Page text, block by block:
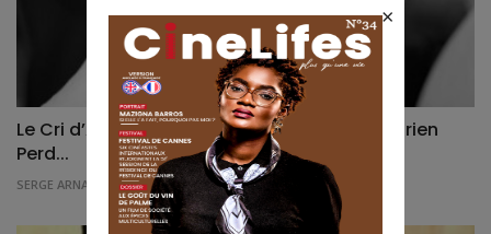
Le Cri d’Alerte d’Abou Davys : Le Cinéma Ivoirien
Perd...
SERGE ARNAUD Nov 25, 2025 0 520
×